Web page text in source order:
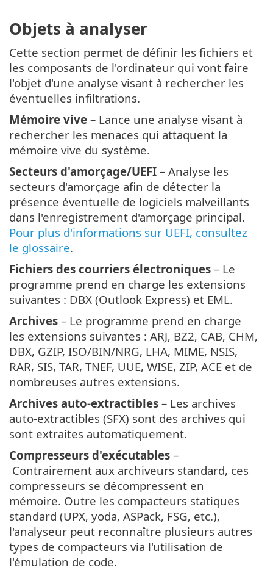
Objets à analyser
Cette section permet de définir les fichiers et
les composants de l'ordinateur qui vont faire
l'objet d'une analyse visant à rechercher les
éventuelles infiltrations.
Mémoire vive – Lance une analyse visant à
rechercher les menaces qui attaquent la
mémoire vive du système.
Secteurs d'amorçage/UEFI – Analyse les
secteurs d'amorçage afin de détecter la
présence éventuelle de logiciels malveillants
dans l'enregistrement d'amorçage principal.
Pour plus d'informations sur UEFI, consultez
le glossaire.
Fichiers des courriers électroniques – Le
programme prend en charge les extensions
suivantes : DBX (Outlook Express) et EML.
Archives – Le programme prend en charge
les extensions suivantes : ARJ, BZ2, CAB, CHM,
DBX, GZIP, ISO/BIN/NRG, LHA, MIME, NSIS,
RAR, SIS, TAR, TNEF, UUE, WISE, ZIP, ACE et de
nombreuses autres extensions.
Archives auto-extractibles – Les archives
auto-extractibles (SFX) sont des archives qui
sont extraites automatiquement.
Compresseurs d'exécutables –
Contrairement aux archiveurs standard, ces
compresseurs se décompressent en
mémoire. Outre les compacteurs statiques
standard (UPX, yoda, ASPack, FSG, etc.),
l'analyseur peut reconnaître plusieurs autres
types de compacteurs via l'utilisation de
l'émulation de code.